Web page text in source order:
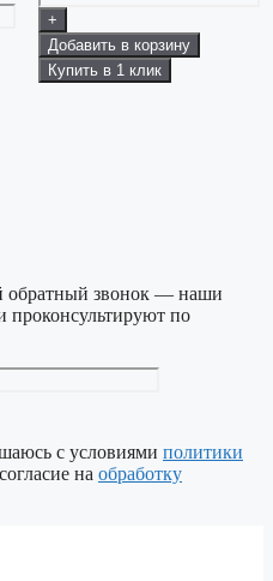
+
Добавить в корзину
Купить в 1 клик
обратный звонок — наши
проконсультируют по
с условиями политики
на обработку